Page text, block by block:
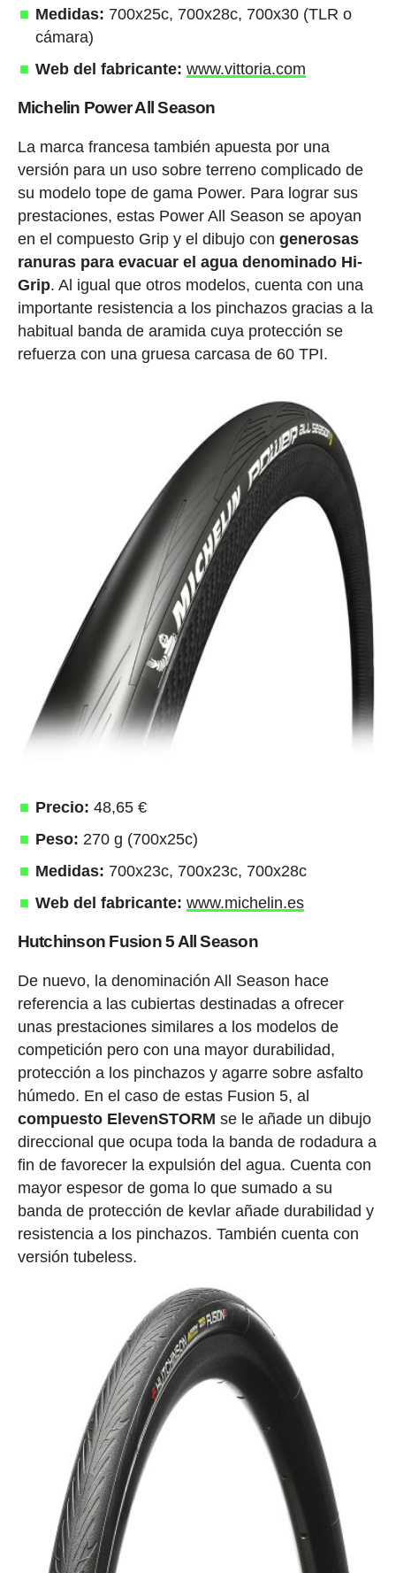
Medidas: 700x25c, 700x28c, 700x30 (TLR o
cámara)
Web del fabricante: www.vittoria.com
Michelin Power All Season
La marca francesa también apuesta por una
versión para un uso sobre terreno complicado de
su modelo tope de gama Power. Para lograr sus
prestaciones, estas Power All Season se apoyan
en el compuesto Grip y el dibujo con generosas
ranuras para evacuar el agua denominado Hi-
Grip. Al igual que otros modelos, cuenta con una
importante resistencia a los pinchazos gracias a la
habitual banda de aramida cuya protección se
refuerza con una gruesa carcasa de 60 TPI.
Precio: 48,65 €
Peso: 270 g (700x25c)
Medidas: 700x23c, 700x23c, 700x28c
Web del fabricante: www.michelin.es
Hutchinson Fusion 5 All Season
De nuevo, la denominación All Season hace
referencia a las cubiertas destinadas a ofrecer
unas prestaciones similares a los modelos de
competición pero con una mayor durabilidad,
protección a los pinchazos y agarre sobre asfalto
húmedo. En el caso de estas Fusion 5, al
compuesto ElevenSTORM se le añade un dibujo
direccional que ocupa toda la banda de rodadura a
fin de favorecer la expulsión del agua. Cuenta con
mayor espesor de goma lo que sumado a su
banda de protección de kevlar añade durabilidad y
resistencia a los pinchazos. También cuenta con
versión tubeless.